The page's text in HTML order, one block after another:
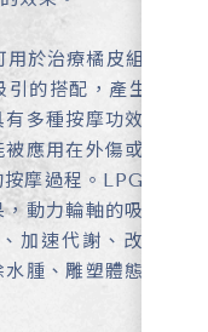
於治療橘皮組織的
的搭配，產生300
多種按摩功效，因
應用在外傷或燒傷
摩過程。LPG具有
動力輪軸的吸力及
加速代謝、改善水
腫、雕塑體態的效